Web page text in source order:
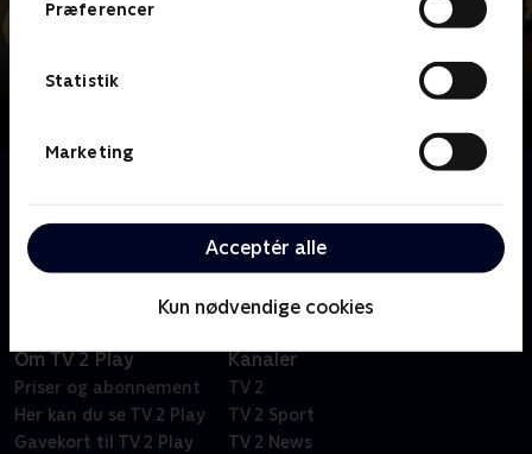
Præferencer
Statistik
Marketing
Acceptér alle
Kun nødvendige cookies
skavanker og alderdom.
Om TV 2 Play
Priser og abonnement
Her kan du se TV 2 Play
Gavekort til TV 2 Play
Kanaler
TV 2
TV 2 Sport
TV 2 News